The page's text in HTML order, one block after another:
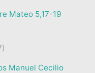
Mateo 5,17-19
Manuel Cecilio